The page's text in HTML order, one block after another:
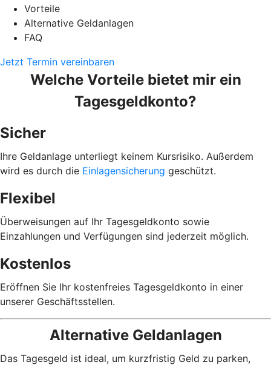
Vorteile
Alternative Geldanlagen
FAQ
Jetzt Termin vereinbaren
Welche Vorteile bietet mir ein
Tagesgeldkonto?
Sicher
Ihre Geldanlage unterliegt keinem Kursrisiko. Außerdem
wird es durch die Einlagensicherung geschützt.
Flexibel
Überweisungen auf Ihr Tagesgeldkonto sowie
Einzahlungen und Verfügungen sind jederzeit möglich.
Kostenlos
Eröffnen Sie Ihr kostenfreies Tagesgeldkonto in einer
unserer Geschäftsstellen.
Alternative Geldanlagen
Das Tagesgeld ist ideal, um kurzfristig Geld zu parken,